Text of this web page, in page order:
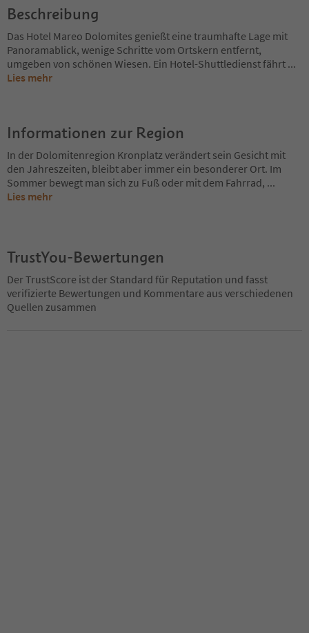
Beschreibung
Das Hotel Mareo Dolomites genießt eine traumhafte Lage mit
Panoramablick, wenige Schritte vom Ortskern entfernt,
umgeben von schönen Wiesen. Ein Hotel-Shuttledienst fährt ...
Lies mehr
Informationen zur Region
In der Dolomitenregion Kronplatz verändert sein Gesicht mit
den Jahreszeiten, bleibt aber immer ein besonderer Ort. Im
Sommer bewegt man sich zu Fuß oder mit dem Fahrrad, ...
Lies mehr
TrustYou-Bewertungen
Der TrustScore ist der Standard für Reputation und fasst
verifizierte Bewertungen und Kommentare aus verschiedenen
Quellen zusammen